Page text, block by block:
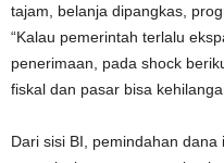
tajam, belanja dipangkas,
“Kalau pemerintah terlalu
penerimaan, pada shock
fiskal dan pasar bisa
Dari sisi BI, pemindahan